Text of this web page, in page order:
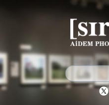
シリウスについて
展示スケジュール